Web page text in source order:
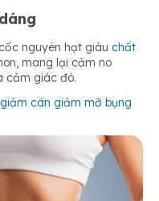
nguyên hạt giàu chất
mang lại cảm no
cảm giác đó.
cân giảm mỡ bụng